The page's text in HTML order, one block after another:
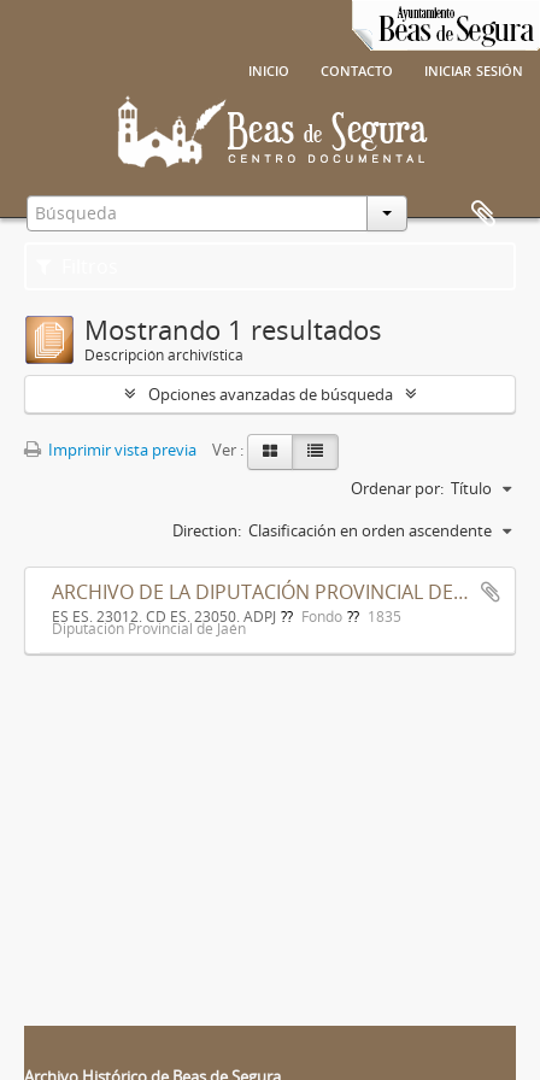
inicio contacto iniciar sesión
Mostrando 1 resultados
Descripción archivística
Opciones avanzadas de búsqueda
Imprimir vista previa
Ver :
Ordenar por: Título
Direction: Clasificación en orden ascendente
ARCHIVO DE LA DIPUTACIÓN PROVINCIAL DE JAÉN
ES ES. 23012. CD ES. 23050. ADPJ Fondo 1835
Diputación Provincial de Jaén